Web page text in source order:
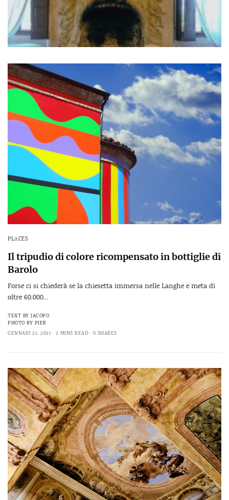
PLACES
Il tripudio di colore ricompensato in bottiglie di
Barolo
Forse ci si chiederà se la chiesetta immersa nelle Langhe e meta di
oltre 60.000…
TEXT BY JACOPO
PHOTO BY PIER
GENNAIO 21, 2021
2 MINS READ 0 SHARES